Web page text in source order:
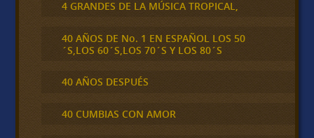
4 GRANDES DE LA MÚSICA TROPICAL,
40 AÑOS DE No. 1 EN ESPAÑOL LOS 50
´S,LOS 60´S,LOS 70´S Y LOS 80´S
40 AÑOS DESPUÉS
40 CUMBIAS CON AMOR